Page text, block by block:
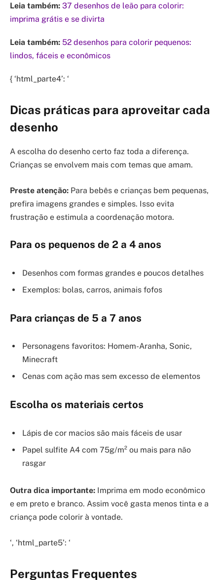
Leia também: 37 desenhos de leão para colorir:
imprima grátis e se divirta
Leia também: 52 desenhos para colorir pequenos:
lindos, fáceis e econômicos
{ ‘html_parte4’: ‘
Dicas práticas para aproveitar cada
desenho
A escolha do desenho certo faz toda a diferença.
Crianças se envolvem mais com temas que amam.
Preste atenção: Para bebês e crianças bem pequenas,
prefira imagens grandes e simples. Isso evita
frustração e estimula a coordenação motora.
Para os pequenos de 2 a 4 anos
Desenhos com formas grandes e poucos detalhes
Exemplos: bolas, carros, animais fofos
Para crianças de 5 a 7 anos
Personagens favoritos: Homem-Aranha, Sonic,
Minecraft
Cenas com ação mas sem excesso de elementos
Escolha os materiais certos
Lápis de cor macios são mais fáceis de usar
Papel sulfite A4 com 75g/m² ou mais para não
rasgar
Outra dica importante: Imprima em modo econômico
e em preto e branco. Assim você gasta menos tinta e a
criança pode colorir à vontade.
‘, ‘html_parte5’: ‘
Perguntas Frequentes